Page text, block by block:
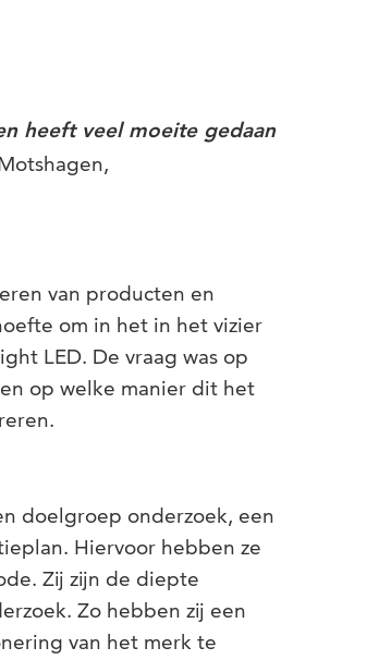
heeft veel moeite gedaan
van producten en
om in het in het vizier
LED. De vraag was op
op welke manier dit het
doelgroep onderzoek, een
Hiervoor hebben ze
Zij zijn de diepte
Zo hebben zij een
van het merk te